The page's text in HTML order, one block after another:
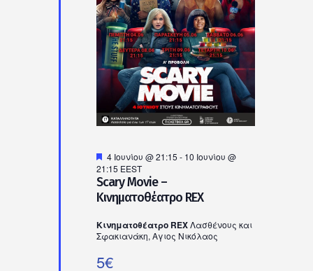
Scary Movie –
Κινηματοθέατρο REX
Προτεινόμενο
4 Ιουνίου @ 21:15 - 10 Ιουνίου @
21:15 EEST
Κινηματοθέατρο REXΛασθένους και
Σφακιανάκη, Αγιος Νικόλαος
5€